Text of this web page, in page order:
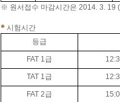
※ 원서접수 마감시간은 2014. 3. 19
시험시간
등급
FAT 1급
TAT 1급
FAT 2급